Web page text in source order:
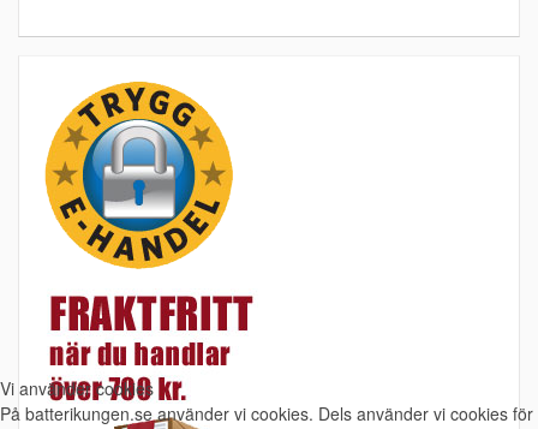
Vi använder cookies
På batterikungen.se använder vi cookies. Dels använder vi cookies för